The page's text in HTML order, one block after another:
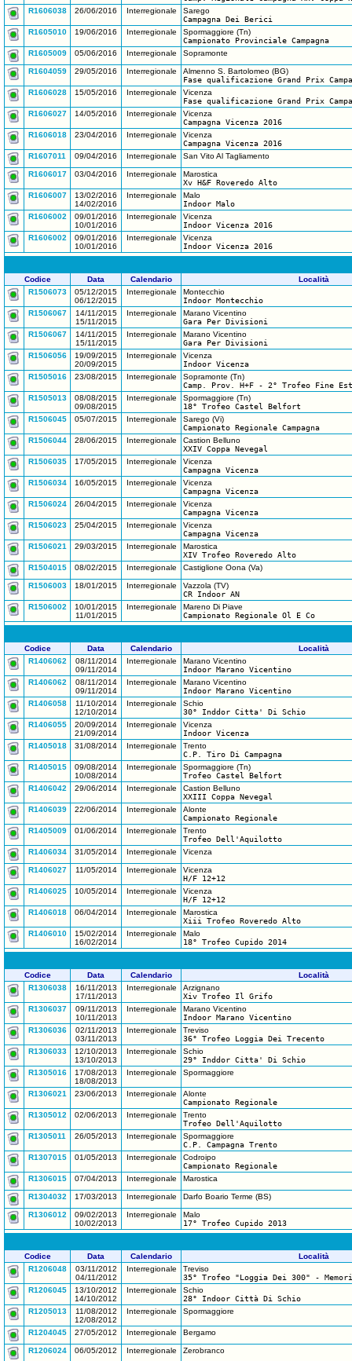
R1606038
26/06/2016 Interregionale
Sarego
Campagna Dei Berici
R1605010
19/06/2016 Interregionale
Spormaggiore (Tn)
Campionato Provinciale Campagna
R1605009
05/06/2016 Interregionale Sopramonte
R1604059 29/05/2016 Interregionale
Almenno S. Bartolomeo (BG)
Fase qualificazione Grand Prix
R1606028
15/05/2016 Interregionale
Vicenza
Fase qualificazione Grand Prix
R1606027
14/05/2016 Interregionale
Vicenza
Campagna Vicenza 2016
R1606018
23/04/2016 Interregionale
Vicenza
Campagna Vicenza 2016
R1607011
09/04/2016 Interregionale San Vito Al Tagliamento
R1606017 03/04/2016 Interregionale
Marostica
Xv H&F Roveredo Alto
R1606007
13/02/2016
14/02/2016
Interregionale
Malo
Indoor Malo
R1606002
09/01/2016
10/01/2016
Interregionale
Vicenza
Indoor Vicenza 2016
R1606002
09/01/2016
10/01/2016
Interregionale
Vicenza
Indoor Vicenza 2016
Codice Data Calendario
Località
R1506073
05/12/2015
06/12/2015
Interregionale
Montecchio
Indoor Montecchio
R1506067
14/11/2015
15/11/2015
Interregionale
Marano Vicentino
Gara Per Divisioni
R1506067
14/11/2015
15/11/2015
Interregionale
Marano Vicentino
Gara Per Divisioni
R1506056
19/09/2015
20/09/2015
Interregionale
Vicenza
Indoor Vicenza
R1505016
23/08/2015 Interregionale
Sopramonte (Tn)
Camp. Prov. H+F - 2° Trofeo Fine
R1505013
08/08/2015
09/08/2015
Interregionale
Spormaggiore (Tn)
18° Trofeo Castel Belfort
R1506045
05/07/2015 Interregionale
Sarego (Vi)
Campionato Regionale Campagna
R1506044
28/06/2015 Interregionale
Castion Belluno
XXIV Coppa Nevegal
R1506035
17/05/2015 Interregionale
Vicenza
Campagna Vicenza
R1506034
16/05/2015 Interregionale
Vicenza
Campagna Vicenza
R1506024
26/04/2015 Interregionale
Vicenza
Campagna Vicenza
R1506023
25/04/2015 Interregionale
Vicenza
Campagna Vicenza
R1506021
29/03/2015 Interregionale
Marostica
XIV Trofeo Roveredo Alto
R1504015
08/02/2015 Interregionale Castiglione Oona (Va)
R1506003 18/01/2015 Interregionale
Vazzola (TV)
CR Indoor AN
R1506002
10/01/2015
11/01/2015
Interregionale
Mareno Di Piave
Campionato Regionale Ol E Co
Codice Data Calendario
Località
R1406062
08/11/2014
09/11/2014
Interregionale
Marano Vicentino
Indoor Marano Vicentino
R1406062
08/11/2014
09/11/2014
Interregionale
Marano Vicentino
Indoor Marano Vicentino
R1406058
11/10/2014
12/10/2014
Interregionale
Schio
30° Inddor Citta' Di Schio
R1406055
20/09/2014
21/09/2014
Interregionale
Vicenza
Indoor Vicenza
R1405018
31/08/2014 Interregionale
Trento
C.P. Tiro Di Campagna
R1405015
09/08/2014
10/08/2014
Interregionale
Spormaggiore (Tn)
Trofeo Castel Belfort
R1406042
29/06/2014 Interregionale
Castion Belluno
XXIII Coppa Nevegal
R1406039
22/06/2014 Interregionale
Alonte
Campionato Regionale
R1405009
01/06/2014 Interregionale
Trento
Trofeo Dell'Aquilotto
R1406034
31/05/2014 Interregionale Vicenza
R1406027 11/05/2014 Interregionale
Vicenza
H/F 12+12
R1406025
10/05/2014 Interregionale
Vicenza
H/F 12+12
R1406018
06/04/2014 Interregionale
Marostica
Xiii Trofeo Roveredo Alto
R1406010
15/02/2014
16/02/2014
Interregionale
Malo
18° Trofeo Cupido 2014
Codice Data Calendario
Località
R1306038
16/11/2013
17/11/2013
Interregionale
Arzignano
Xiv Trofeo Il Grifo
R1306037
09/11/2013
10/11/2013
Interregionale
Marano Vicentino
Indoor Marano Vicentino
R1306036
02/11/2013
03/11/2013
Interregionale
Treviso
36° Trofeo Loggia Dei Trecento
R1306033
12/10/2013
13/10/2013
Interregionale
Schio
29° Inddor Citta' Di Schio
R1305016
17/08/2013
18/08/2013
Interregionale Spormaggiore
R1306021 23/06/2013 Interregionale
Alonte
Campionato Regionale
R1305012
02/06/2013 Interregionale
Trento
Trofeo Dell'Aquilotto
R1305011
26/05/2013 Interregionale
Spormaggiore
C.P. Campagna Trento
R1307015
01/05/2013 Interregionale
Codroipo
Campionato Regionale
R1306015
07/04/2013 Interregionale Marostica
R1304032 17/03/2013 Interregionale Darfo Boario Terme (BS)
R1306012
09/02/2013
10/02/2013
Interregionale
Malo
17° Trofeo Cupido 2013
Codice Data Calendario
Località
R1206048
03/11/2012
04/11/2012
Interregionale
Treviso
35° Trofeo "Loggia Dei 300" -
R1206045
13/10/2012
14/10/2012
Interregionale
Schio
28° Indoor Città Di Schio
R1205013
11/08/2012
12/08/2012
Interregionale Spormaggiore
R1204045 27/05/2012 Interregionale Bergamo
R1206024 06/05/2012 Interregionale Zerobranco